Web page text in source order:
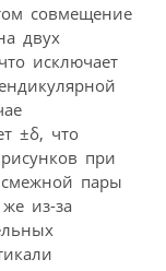
совмещение
двух
исключает
±δ, что
при
пары
из-за